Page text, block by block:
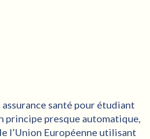
assurance santé pour étudiant
principe presque automatique,
l’Union Européenne utilisant